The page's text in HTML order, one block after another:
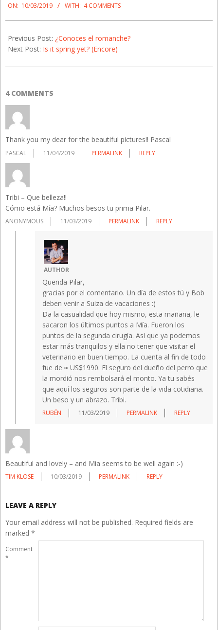
03-
ON: 10/03/2019 WITH: 4 COMMENTS
Previous Post: ¿Conoces el romanche?
Next Post: Is it spring yet? (Encore)
4 COMMENTS
Thank you my dear for the beautiful pictures!! Pascal
PASCAL 11/04/2019 PERMALINK REPLY
Tribi – Que belleza!!
Cómo está Mía? Muchos besos tu prima Pilar.
ANONYMOUS 11/03/2019 PERMALINK REPLY
AUTHOR
Querida Pilar,
gracias por el comentario. Un día de estos tú y Bob
deben venir a Suiza de vacaciones :)
Da la casualidad que hoy mismo, esta mañana, le
sacaron los últimos puntos a Mía. Fueron los
puntos de la segunda cirugía. Así que ya podemos
estar más tranquilos y ella no tener que visitar el
veterinario en buen tiempo. La cuenta al fin de todo
fue de ≈ US$1990. El seguro del dueño del perro que
la mordió nos rembolsará el monto. Ya tu sabés
que aquí los seguros son parte de la vida cotidiana.
Un beso y un abrazo. Tribi.
RUBÉN 11/03/2019 PERMALINK REPLY
Beautiful and lovely – and Mia seems to be well again :-)
TIM KLOSE 10/03/2019 PERMALINK REPLY
LEAVE A REPLY
Your email address will not be published. Required fields are
marked *
Comment
*